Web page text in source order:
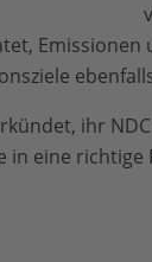
Emissionen
ihr
in eine